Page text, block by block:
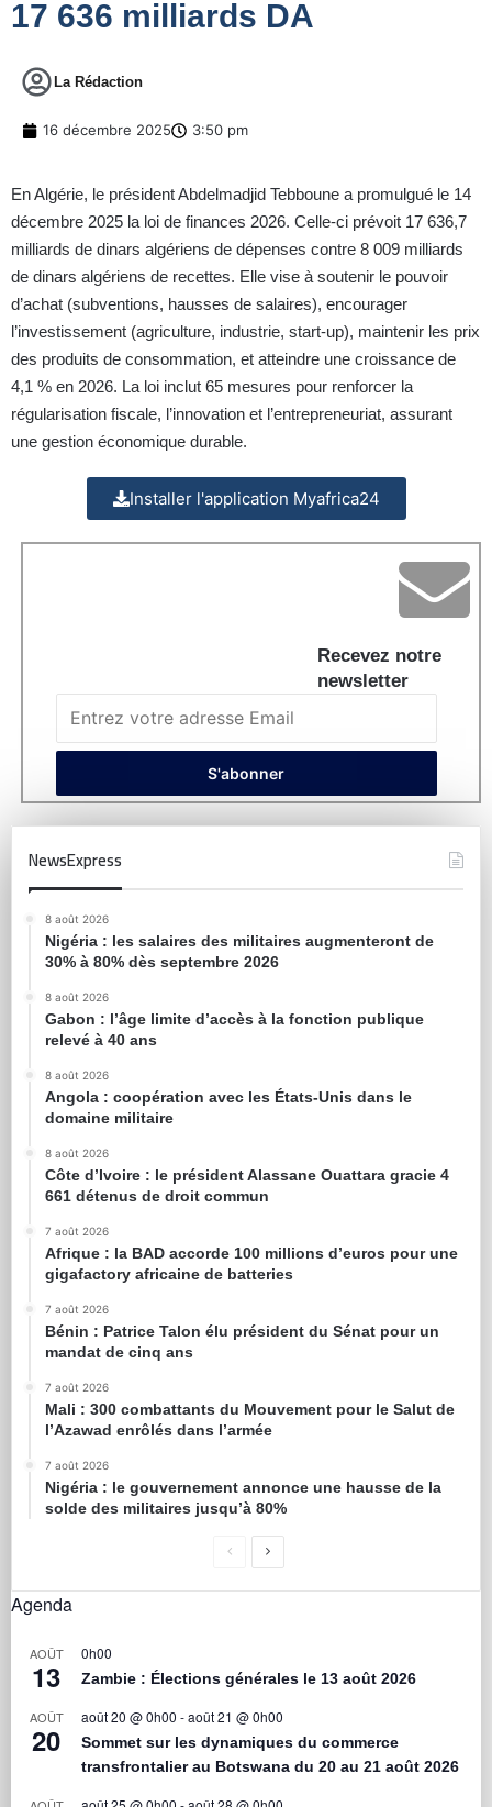
17 636 milliards DA
La Rédaction
16 décembre 2025 3:50 pm
En Algérie, le président Abdelmadjid Tebboune a promulgué le 14
décembre 2025 la loi de finances 2026. Celle-ci prévoit 17 636,7
milliards de dinars algériens de dépenses contre 8 009 milliards
de dinars algériens de recettes. Elle vise à soutenir le pouvoir
d’achat (subventions, hausses de salaires), encourager
l’investissement (agriculture, industrie, start-up), maintenir les prix
des produits de consommation, et atteindre une croissance de
4,1 % en 2026. La loi inclut 65 mesures pour renforcer la
régularisation fiscale, l’innovation et l’entrepreneuriat, assurant
une gestion économique durable.
Installer l'application Myafrica24
Recevez notre
newsletter
NewsExpress
8 août 2026
Nigéria : les salaires des militaires augmenteront de
30% à 80% dès septembre 2026
8 août 2026
Gabon : l’âge limite d’accès à la fonction publique
relevé à 40 ans
8 août 2026
Angola : coopération avec les États-Unis dans le
domaine militaire
8 août 2026
Côte d’Ivoire : le président Alassane Ouattara gracie 4
661 détenus de droit commun
7 août 2026
Afrique : la BAD accorde 100 millions d’euros pour une
gigafactory africaine de batteries
7 août 2026
Bénin : Patrice Talon élu président du Sénat pour un
mandat de cinq ans
7 août 2026
Mali : 300 combattants du Mouvement pour le Salut de
l’Azawad enrôlés dans l’armée
7 août 2026
Nigéria : le gouvernement annonce une hausse de la
solde des militaires jusqu’à 80%
Agenda
AOÛT
13
0h00
Zambie : Élections générales le 13 août 2026
AOÛT
20
août 20 @ 0h00 -août 21 @ 0h00
Sommet sur les dynamiques du commerce
transfrontalier au Botswana du 20 au 21 août 2026